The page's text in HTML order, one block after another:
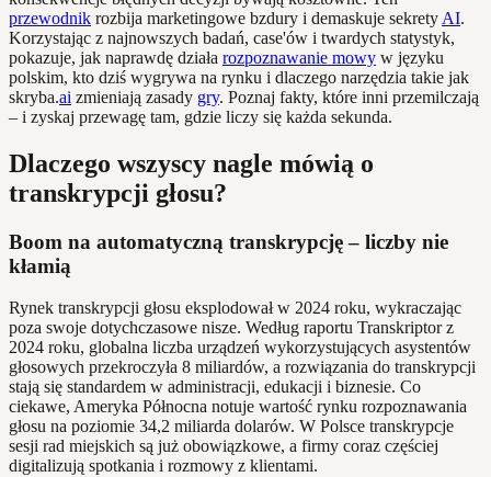
przewodnik rozbija marketingowe bzdury i demaskuje sekrety AI.
Korzystając z najnowszych badań, case'ów i twardych statystyk,
pokazuje, jak naprawdę działa rozpoznawanie mowy w języku
polskim, kto dziś wygrywa na rynku i dlaczego narzędzia takie jak
skryba.ai zmieniają zasady gry. Poznaj fakty, które inni przemilczają
– i zyskaj przewagę tam, gdzie liczy się każda sekunda.
Dlaczego wszyscy nagle mówią o
transkrypcji głosu?
Boom na automatyczną transkrypcję – liczby nie
kłamią
Rynek transkrypcji głosu eksplodował w 2024 roku, wykraczając
poza swoje dotychczasowe nisze. Według raportu Transkriptor z
2024 roku, globalna liczba urządzeń wykorzystujących asystentów
głosowych przekroczyła 8 miliardów, a rozwiązania do transkrypcji
stają się standardem w administracji, edukacji i biznesie. Co
ciekawe, Ameryka Północna notuje wartość rynku rozpoznawania
głosu na poziomie 34,2 miliarda dolarów. W Polsce transkrypcje
sesji rad miejskich są już obowiązkowe, a firmy coraz częściej
digitalizują spotkania i rozmowy z klientami.